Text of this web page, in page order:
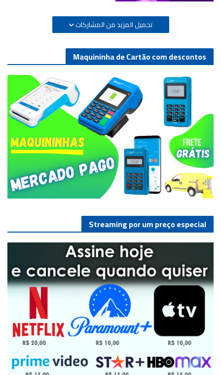
تحميل المزيد من المشاركات
Maquininha de Cartão com descontos
Streaming por um preço especial